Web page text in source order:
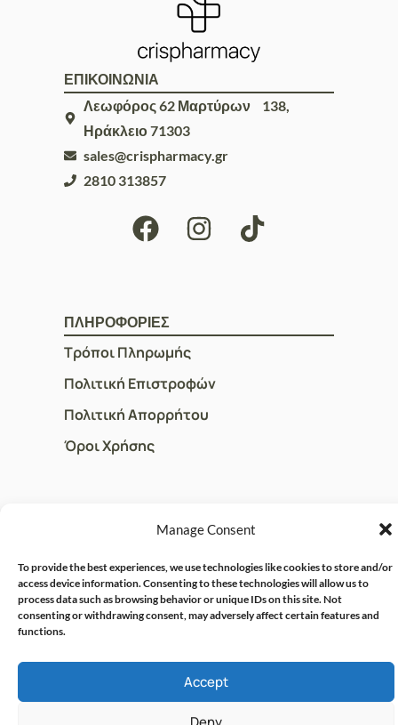
Manage Consent
To provide the best experiences, we use technologies like cookies to store and/or
access device information. Consenting to these technologies will allow us to
process data such as browsing behavior or unique IDs on this site. Not
consenting or withdrawing consent, may adversely affect certain features and
functions.
Accept
ΕΠΙΚΟΙΝΩΝΙΑ
Λεωφόρος 62 Μαρτύρων 138,
Ηράκλειο 71303
sales@crispharmacy.gr
2810 313857
ΠΛΗΡΟΦΟΡΙΕΣ
Τρόποι Πληρωμής
Πολιτική Επιστροφών
Πολιτική Απορρήτου
Όροι Χρήσης
Ο Λογαριασμός μου
Η Ομάδα μας
Επικοινωνία
SOLVIT I.T. SOLUTIONS &